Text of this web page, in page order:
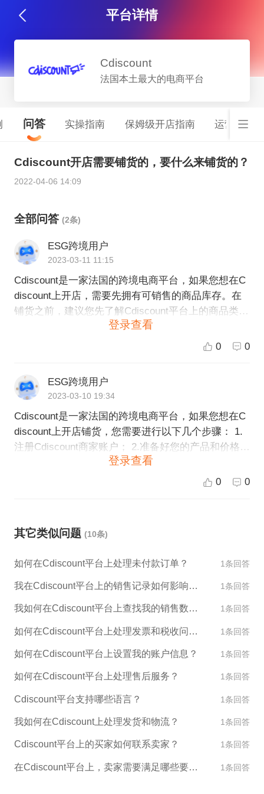
平台详情
Cdiscount
法国本土最大的电商平台
问答 实操指南 保姆级开店指南 运营服务
Cdiscount开店需要铺货的，要什么来铺货的？
2022-04-06 14:09
全部问答 (2条)
ESG跨境用户
2023-03-11 11:15
Cdiscount是一家法国的跨境电商平台，如果您想在C
discount上开店，需要先拥有可销售的商品库存。在
铺货之前，建议您先了解Cdiscount平台上的商品类
别、市场定位和目标客户群，以便更好地确定商品选
商服务，请考虑ESG跨境电商服务，我们可以协助您
在Cdiscount等多个跨境电商平台上开店铺，提供一站
式服务，从铺货到物流、客服都可以全程跟进。
登录查看
0 0
ESG跨境用户
2023-03-10 19:34
Cdiscount是一家法国的跨境电商平台，如果您想在C
discount上开店铺货，您需要进行以下几个步骤： 1.
注册Cdiscount商家账户； 2.准备好您的产品和价格，
并将这些信息与Cdiscount商家平台上的产品目录对
比，以确保您的产品符合平台要求； 3.将您的产品清
是准确的。 如果您需要帮助开店铺货，请联系我们E
方案，包括如何在Cdiscount等不同国家的平台上开
店、管理店铺、物流配送、营销推广等等。
登录查看
0 0
其它类似问题 (10条)
如何在Cdiscount平台上处理未付款订单？ 1条回答
我在Cdiscount平台上的销售记录如何影响我的账户评级？ 1条回答
我如何在Cdiscount平台上查找我的销售数据和报告？ 1条回答
如何在Cdiscount平台上处理发票和税收问题？ 1条回答
如何在Cdiscount平台上设置我的账户信息？ 1条回答
如何在Cdiscount平台上处理售后服务？ 1条回答
Cdiscount平台支持哪些语言？ 1条回答
我如何在Cdiscount上处理发货和物流？ 1条回答
Cdiscount平台上的买家如何联系卖家？ 1条回答
在Cdiscount平台上，卖家需要满足哪些要求才能销售产品？ 1条回答